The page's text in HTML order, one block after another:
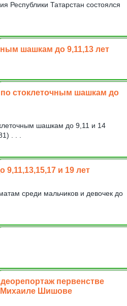
Республики Татарстан состоялся
шашкам до 9,11,13 лет
по стоклеточным шашкам до
шашкам до 9,11 и 14
. . .
и 19 лет
среди мальчиков и девочек до
первенстве
Шишове